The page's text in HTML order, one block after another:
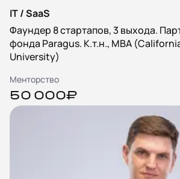
IT / SaaS
Фаундер 8 стартапов, 3 выхода.
фонда Paragus. К.т.н., MBA
University)
Менторство
50 000₽